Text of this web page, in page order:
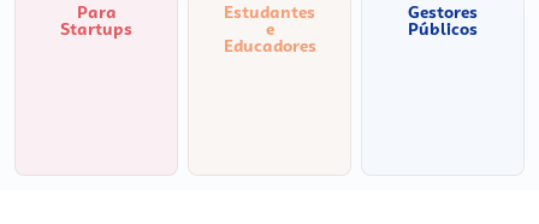
Para
Startups
Estudantes
e
Educadores
Gestores
Públicos